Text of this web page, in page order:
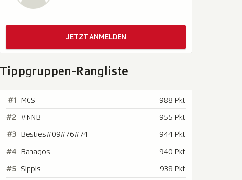
JETZT ANMELDEN
Tippgruppen-Rangliste
#1 MCS
988 Pkt
#2 #NNB
955 Pkt
#3 Besties#09#76#74
944 Pkt
#4 Banagos
940 Pkt
#5 Sippis
938 Pkt